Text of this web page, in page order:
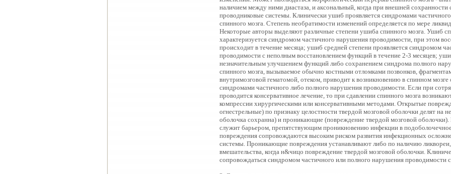
наличием между ними диастаза, и аксональный, когда при внешней сохранности
проводниковые системы. Клинически ушиб проявляется синдромами
спинного мозга. Степень необратимости изменений определяется по мере
Некоторые авторы выделяют различные степени ушиба спинного мозга. Ушиб
характеризуется синдромом частичного нарушения проводимости, при этом
происходит в течение месяца; ушиб средней степени проявляется синдромом
проводимости с неполным восстановлением функций в течение 2-3 месяцев;
незначительным улучшением функций либо сохранением синдрома полного
спинного мозга, вызываемое обычно костными отломками позвонков,
внутримозговой гематомой, отеком, приводит к возникновению в спинном мозге
синдромами частичного либо полного нарушения проводимости. Если при
проводится консервативное лечение, то при сдавлении спинного мозга
компрессии хирургическими или консервативными методами. Открытые
огнестрельные) по признаку целостности твердой мозговой оболочки делят на
оболочка сохранна) и проникающие (повреждение твердой мозговой оболочки).
служит барьером, препятствующим проникновению инфекции в
повреждения сопровождаются высоким риском развития инфекционных
системы. Проникающие повреждения устанавливают либо по наличию
вмешательства, когда н&чицо повреждение твердой мозговой оболочки.
сопровождаться синдромом частичного или полного нарушения проводимости